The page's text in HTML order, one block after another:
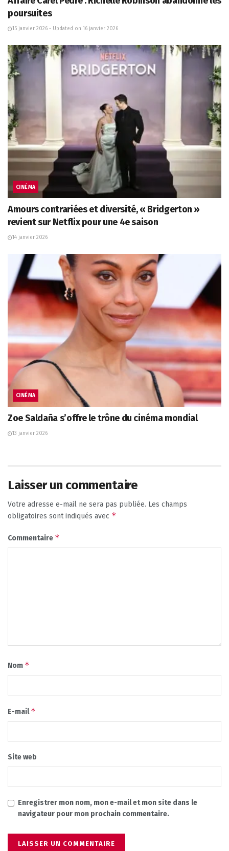
poursuites
15 janvier 2026 - Updated on 16 janvier 2026
CINÉMA
Amours contrariées et diversité, « Bridgerton »
revient sur Netflix pour une 4e saison
14 janvier 2026
CINÉMA
Zoe Saldaña s’offre le trône du cinéma mondial
13 janvier 2026
Laisser un commentaire
Votre adresse e-mail ne sera pas publiée. Les champs
obligatoires sont indiqués avec *
Commentaire *
Nom *
E-mail*
Site web
Enregistrer mon nom, mon e-mail et mon site dans le
navigateur pour mon prochain commentaire.